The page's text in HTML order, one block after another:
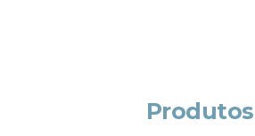
Produtos